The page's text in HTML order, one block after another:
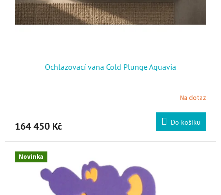
Ochlazovací vana Cold Plunge Aquavia
Na dotaz
164 450 Kč Do košíku
Novinka